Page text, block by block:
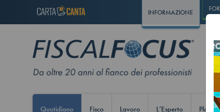
INFORMAZIONE
Quotidiano Fisco Lavoro L’Esperto Play